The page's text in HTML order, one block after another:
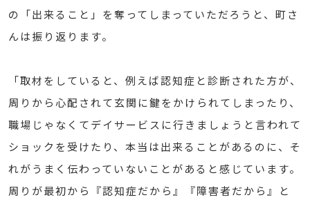
の「出来ること」を奪ってしまっていただろうと、町さ
んは振り返ります。
「取材をしていると、例えば認知症と診断された方が、
周りから心配されて玄関に鍵をかけられてしまったり、
職場じゃなくてデイサービスに行きましょうと言われて
ショックを受けたり、本当は出来ることがあるのに、そ
れがうまく伝わっていないことがあると感じています。
周りが最初から『認知症だから』『障害者だから』と